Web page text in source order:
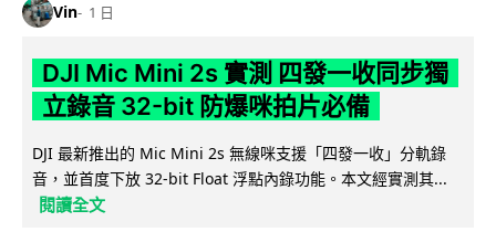
Vin 1 日
DJI Mic Mini 2s 實測 四發一收同步獨
立錄音 32-bit 防爆咪拍片必備
DJI 最新推出的 Mic Mini 2s 無線咪支援「四發一收」分軌錄
音，並首度下放 32-bit Float 浮點內錄功能。本文經實測其...
閱讀全文